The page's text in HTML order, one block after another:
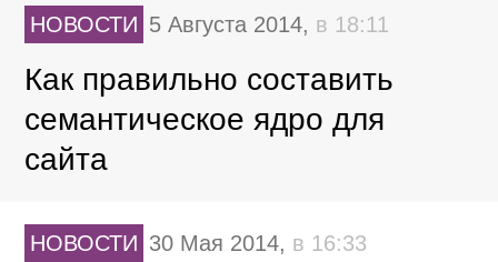
НОВОСТИ 5 Августа 2014, в 18:11
Как правильно составить
семантическое ядро для
сайта
НОВОСТИ 30 Мая 2014, в 16:33